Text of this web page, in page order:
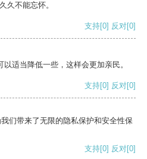
久不能忘怀。
支持[0] 反对[0]
适当降低一些，这样会更加亲民。
支持[0] 反对[0]
们带来了无限的隐私保护和安全性保
支持[0] 反对[0]